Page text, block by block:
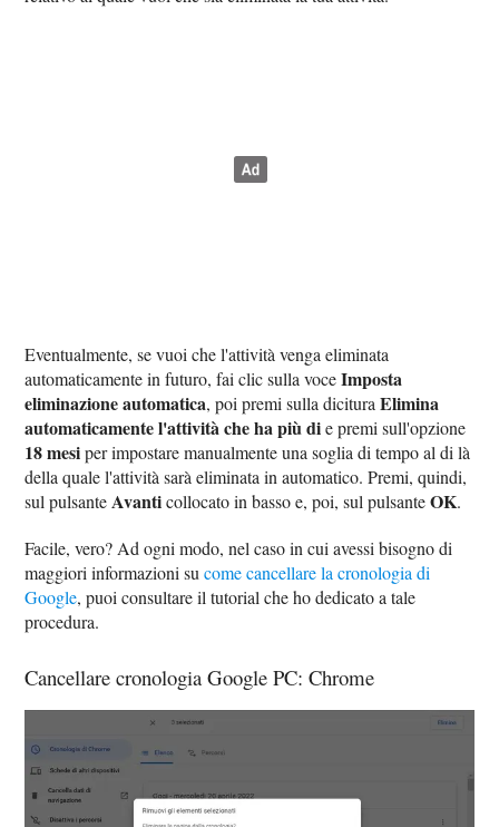
Eventualmente, se vuoi che l'attività venga eliminata
automaticamente in futuro, fai clic sulla voceImposta
eliminazione automatica, poi premi sulla dicituraElimina
automaticamente l'attività che ha più die premi sull'opzione
18 mesiper impostare manualmente una soglia di tempo al di là
della quale l'attività sarà eliminata in automatico. Premi, quindi,
sul pulsanteAvanticollocato in basso e, poi, sul pulsanteOK.
Facile, vero? Ad ogni modo, nel caso in cui avessi bisogno di
maggiori informazioni sucome cancellare la cronologia di
Google, puoi consultare il tutorial che ho dedicato a tale
procedura.
Cancellare cronologia Google PC: Chrome